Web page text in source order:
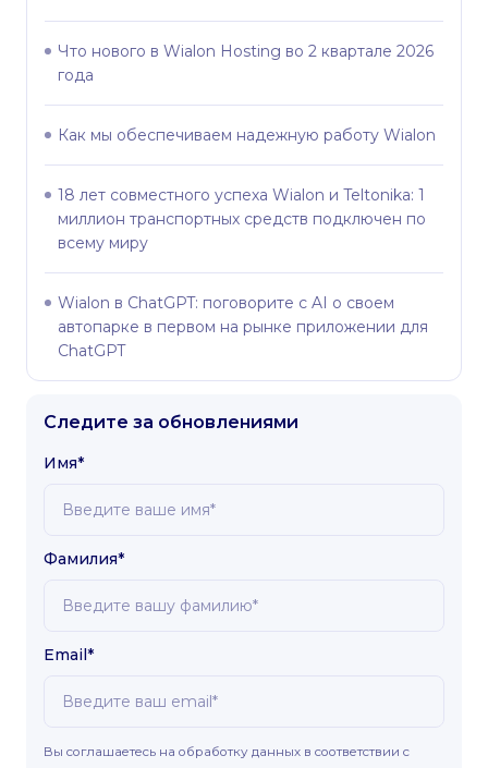
Что нового в Wialon Hosting во 2 квартале 2026
года
Как мы обеспечиваем надежную работу Wialon
18 лет совместного успеха Wialon и Teltonika: 1
миллион транспортных средств подключен по
всему миру
Wialon в ChatGPT: поговорите с AI о своем
автопарке в первом на рынке приложении для
ChatGPT
Следите за обновлениями
Имя*
Фамилия*
Email*
Вы соглашаетесь на обработку данных в соответствии с